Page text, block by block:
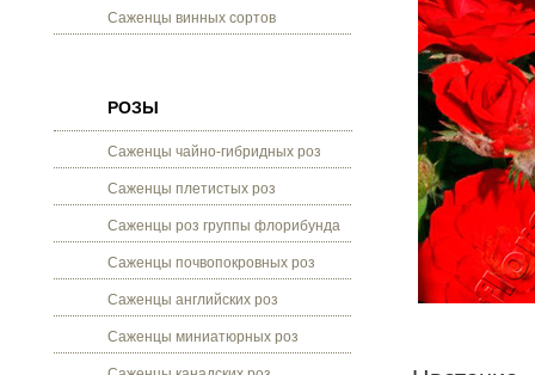
Саженцы винных сортов
РОЗЫ
Саженцы чайно-гибридных роз
Саженцы плетистых роз
Саженцы роз группы флорибунда
Саженцы почвопокровных роз
Саженцы английских роз
Саженцы миниатюрных роз